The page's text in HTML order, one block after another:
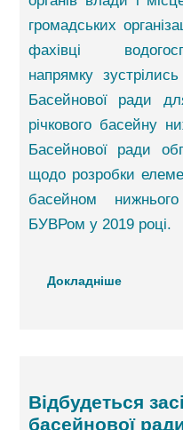
громадських
фахівці
напрямку
Басейнової ради
річкового басейну
Басейнової ради
щодо розробки
басейном
БУВРом у 2019 році.
Докладніше
Відбудеться
басейнової